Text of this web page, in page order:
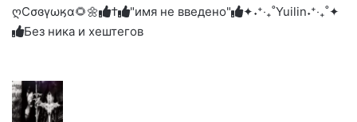
ღСσɞγωӄα🌻🌼
† "имя не введено"
✦˖⁺‧₊˚Yuilin˖⁺‧₊˚✦
Без ника и хештегов